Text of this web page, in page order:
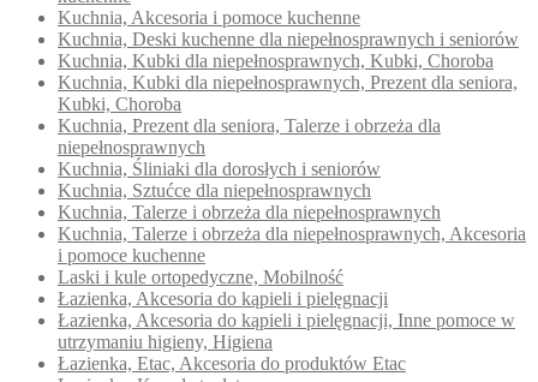
Kuchnia, Akcesoria i pomoce kuchenne
Kuchnia, Deski kuchenne dla niepełnosprawnych i seniorów
Kuchnia, Kubki dla niepełnosprawnych, Kubki, Choroba
Kuchnia, Kubki dla niepełnosprawnych, Prezent dla seniora,
Kubki, Choroba
Kuchnia, Prezent dla seniora, Talerze i obrzeża dla
niepełnosprawnych
Kuchnia, Śliniaki dla dorosłych i seniorów
Kuchnia, Sztućce dla niepełnosprawnych
Kuchnia, Talerze i obrzeża dla niepełnosprawnych
Kuchnia, Talerze i obrzeża dla niepełnosprawnych, Akcesoria
i pomoce kuchenne
Laski i kule ortopedyczne, Mobilność
Łazienka, Akcesoria do kąpieli i pielęgnacji
Łazienka, Akcesoria do kąpieli i pielęgnacji, Inne pomoce w
utrzymaniu higieny, Higiena
Łazienka, Etac, Akcesoria do produktów Etac